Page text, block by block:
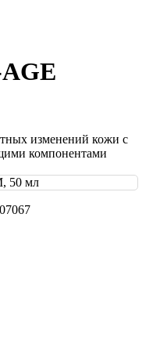
изменений кожи с
компонентами